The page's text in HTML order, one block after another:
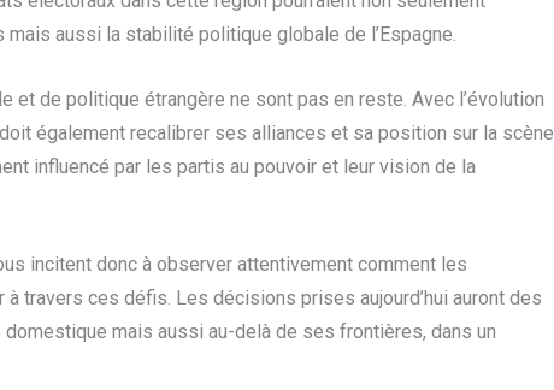
aussi la stabilité politique globale de l’Espagne.
et de politique étrangère ne sont pas en reste. Avec l’évolution
également recalibrer ses alliances et sa position sur la scène
influencé par les partis au pouvoir et leur vision de la
incitent donc à observer attentivement comment les
travers ces défis. Les décisions prises aujourd’hui auront des
mais aussi au-delà de ses frontières, dans un